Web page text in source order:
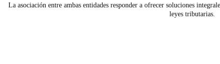
La asociación entre ambas entidades responder a ofrecer soluciones
leyes tributarias.